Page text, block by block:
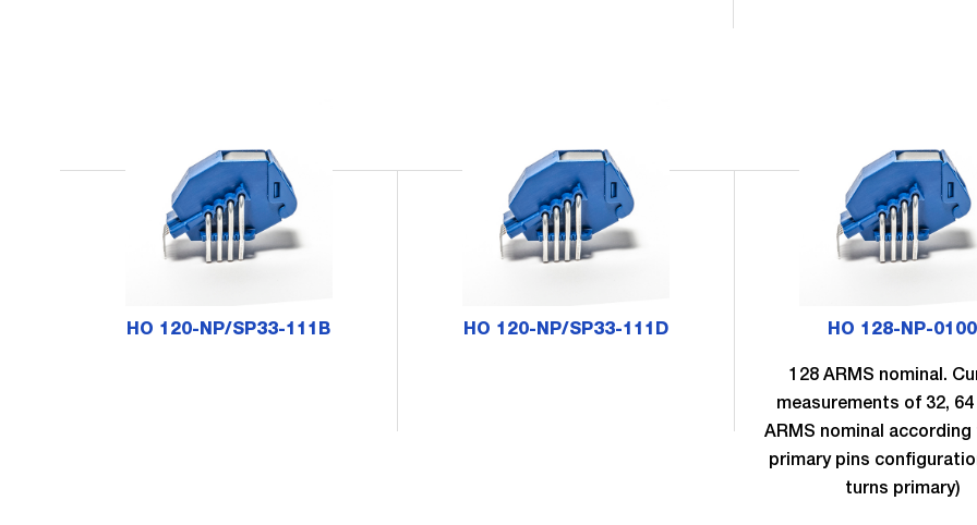
HO 120-NP/SP33-111B HO 120-NP/SP33-111D HO 128-NP-0100
128 ARMS nominal.
measurements of 32, 64
ARMS nominal
primary pins
turns primary)